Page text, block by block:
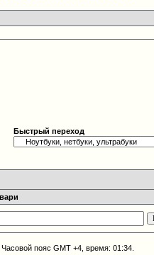
Быстрый переход
Часовой пояс GMT +4, время:01:34